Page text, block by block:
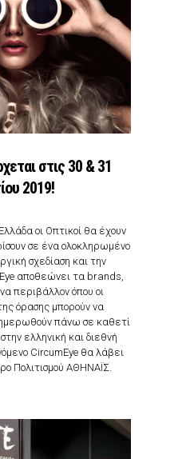
στις 30 & 31
2019!
οι Οπτικοί θα έχουν
σε ένα ολοκληρωμένο
σχεδίαση και την
αποθεώνει τα brands,
περιβάλλον όπου οι
όρασης μπορούν να
πάνω σε καθετί
ελληνική και διεθνή
CircumEye θα λάβει
Πολιτισμού ΑΘΗΝΑΪΣ.